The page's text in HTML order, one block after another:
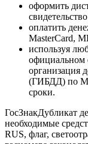
оформить
оплатить
MasterCard,
используя
официальном
организация
(ГИБДД) по
сроки.
ГосЗнакДубликат
необходимые
RUS, флаг,